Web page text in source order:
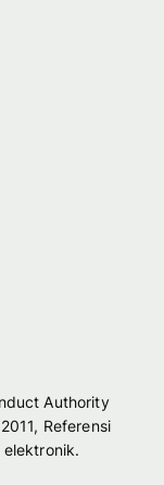
Authority
Referensi